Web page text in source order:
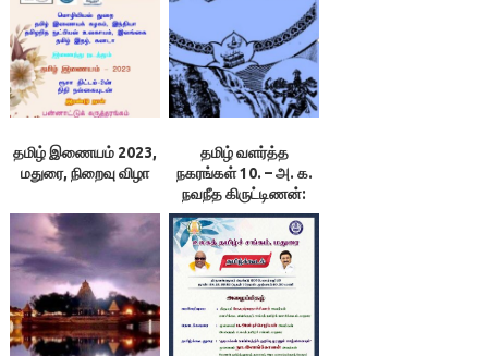
தமிழ் இணையம் 2023,
மதுரை, நிறைவு விழா
தமிழ் வளர்த்த
நகரங்கள் 10. – அ. க.
நவநீத கிருட்டிணன்:
மதுரை கடைச்சங்கம்